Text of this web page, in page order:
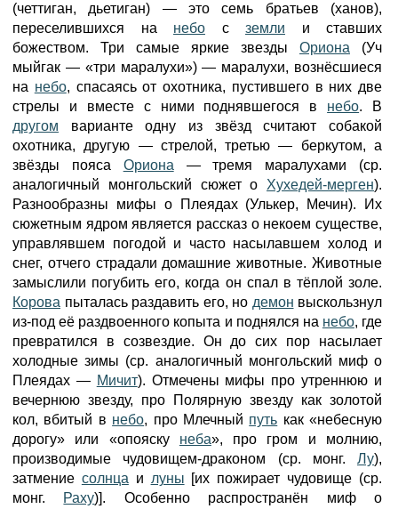
(четтиган, дьетиган) — это семь братьев (ханов),
переселившихся на небо с земли и ставших
божеством. Три самые яркие звезды Ориона (Уч
мыйгак — «три маралухи») — маралухи, вознёсшиеся
на небо, спасаясь от охотника, пустившего в них две
стрелы и вместе с ними поднявшегося в небо. В
другом варианте одну из звёзд считают собакой
охотника, другую — стрелой, третью — беркутом, а
звёзды пояса Ориона — тремя маралухами (ср.
аналогичный монгольский сюжет о Хухедей-мерген).
Разнообразны мифы о Плеядах (Улькер, Мечин). Их
сюжетным ядром является рассказ о некоем существе,
управлявшем погодой и часто насылавшем холод и
снег, отчего страдали домашние животные. Животные
замыслили погубить его, когда он спал в тёплой золе.
Корова пыталась раздавить его, но демон выскользнул
из-под её раздвоенного копыта и поднялся на небо, где
превратился в созвездие. Он до сих пор насылает
холодные зимы (ср. аналогичный монгольский миф о
Плеядах — Мичит). Отмечены мифы про утреннюю и
вечернюю звезду, про Полярную звезду как золотой
кол, вбитый в небо, про Млечный путь как «небесную
дорогу» или «опояску неба», про гром и молнию,
производимые чудовищем-драконом (ср. монг. Лу),
затмение солнца и луны [их пожирает чудовище (ср.
монг. Раху)]. Особенно распространён миф о